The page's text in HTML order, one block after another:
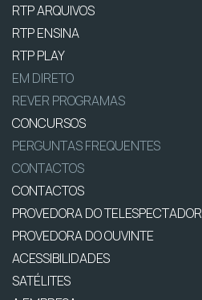
RTP ARQUIVOS
RTP ENSINA
RTP PLAY
EM DIRETO
REVER PROGRAMAS
CONCURSOS
PERGUNTAS FREQUENTES
CONTACTOS
CONTACTOS
PROVEDORA DO TELESPECTADOR
PROVEDORA DO OUVINTE
ACESSIBILIDADES
SATÉLITES